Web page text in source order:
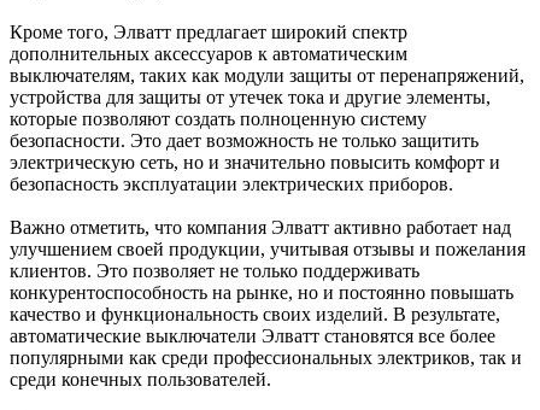
Кроме того, Элватт предлагает широкий спектр
дополнительных аксессуаров к автоматическим
выключателям, таких как модули защиты от перенапряжений,
устройства для защиты от утечек тока и другие элементы,
которые позволяют создать полноценную систему
безопасности. Это дает возможность не только защитить
электрическую сеть, но и значительно повысить комфорт и
безопасность эксплуатации электрических приборов.
Важно отметить, что компания Элватт активно работает над
улучшением своей продукции, учитывая отзывы и пожелания
клиентов. Это позволяет не только поддерживать
конкурентоспособность на рынке, но и постоянно повышать
качество и функциональность своих изделий. В результате,
автоматические выключатели Элватт становятся все более
популярными как среди профессиональных электриков, так и
среди конечных пользователей.